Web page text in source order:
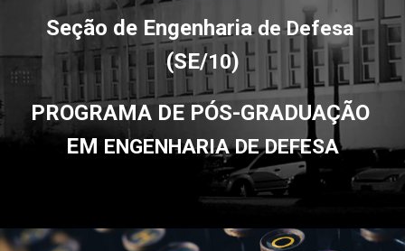
Seção de Engenharia de Defesa
(SE/10)
PROGRAMA DE PÓS-GRADUAÇÃO
EM ENGENHARIA DE DEFESA